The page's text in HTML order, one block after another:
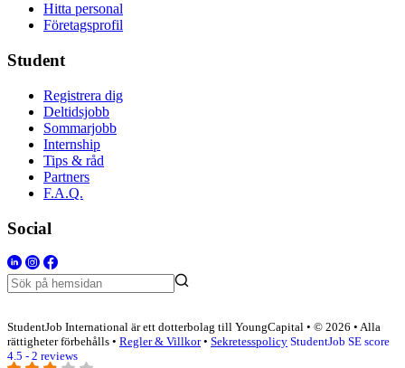
Hitta personal
Företagsprofil
Student
Registrera dig
Deltidsjobb
Sommarjobb
Internship
Tips & råd
Partners
F.A.Q.
Social
StudentJob International är ett dotterbolag till YoungCapital • © 2026 • Alla
rättigheter förbehålls • Regler & Villkor• Sekretesspolicy StudentJob SE score
4.5 - 2 reviews